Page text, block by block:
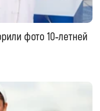
фото 10‑летней